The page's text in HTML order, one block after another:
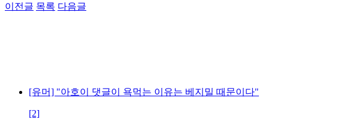
이전글 목록 다음글
[유머] "아호이 댓글이 욕먹는 이유는 베지밀 때문이다"
[2]